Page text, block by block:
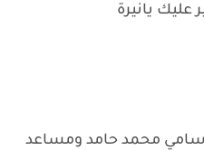
يانيرة
سامي محمد حامد ومساعد